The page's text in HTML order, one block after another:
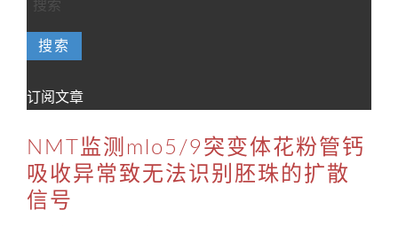
搜索
订阅文章
NMT监测mlo5/9突变体花粉管钙
吸收异常致无法识别胚珠的扩散
信号